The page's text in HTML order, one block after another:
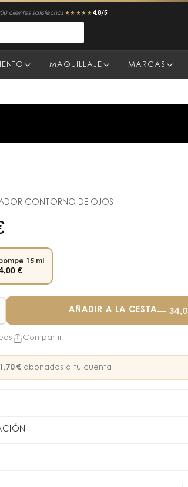
clientes satisfechos ★★★★★ 4.8/5
MAQUILLAJE MARCAS
CONTORNO DE OJOS
15 ml
€
AÑADIR A LA CESTA—
Compartir
1,70 € abonados a tu cuenta
contorno de ojos desafruga la
aplicar delicadamente desde el